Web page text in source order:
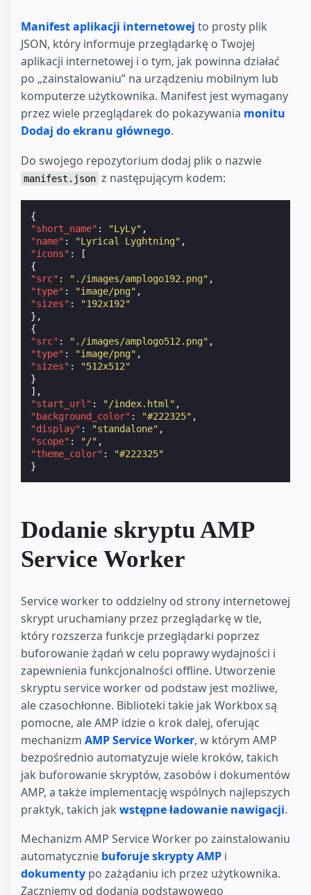
Manifest aplikacji internetowej to prosty plik
JSON, który informuje przeglądarkę o Twojej
aplikacji internetowej i o tym, jak powinna działać
po „zainstalowaniu” na urządzeniu mobilnym lub
komputerze użytkownika. Manifest jest wymagany
przez wiele przeglądarek do pokazywania monitu
Dodaj do ekranu głównego.
Do swojego repozytorium dodaj plik o nazwie
manifest.json z następującym kodem:
{
"short_name" : "LyLy" ,
"name" : "Lyrical Lyghtning" ,
"icons" :
[
{
"src" : "./images/amplogo192.png" ,
"type" : "image/png" ,
"sizes" :
"192x192"
},
{
"src" : "./images/amplogo512.png" ,
"type" : "image/png" ,
"sizes" :
"512x512"
}
],
"start_url" : "/index.html" ,
"background_color" : "#222325" ,
"display" : "standalone" ,
"scope" : "/" ,
"theme_color" :
"#222325"
}
Dodanie skryptu AMP
Service Worker
Service worker to oddzielny od strony internetowej
skrypt uruchamiany przez przeglądarkę w tle,
który rozszerza funkcje przeglądarki poprzez
buforowanie żądań w celu poprawy wydajności i
zapewnienia funkcjonalności offline. Utworzenie
skryptu service worker od podstaw jest możliwe,
ale czasochłonne. Biblioteki takie jak Workbox są
pomocne, ale AMP idzie o krok dalej, oferując
mechanizm AMP Service Worker, w którym AMP
bezpośrednio automatyzuje wiele kroków, takich
jak buforowanie skryptów, zasobów i dokumentów
AMP, a także implementację wspólnych najlepszych
praktyk, takich jak wstępne ładowanie nawigacji.
Mechanizm AMP Service Worker po zainstalowaniu
automatycznie buforuje skrypty AMP i
dokumenty po zażądaniu ich przez użytkownika.
Zaczniemy od dodania podstawowego